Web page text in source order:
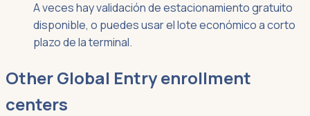
A veces hay validación de estacionamiento gratuito
disponible, o puedes usar el lote económico a corto
plazo de la terminal.
OtherGlobal Entryenrollment
centers